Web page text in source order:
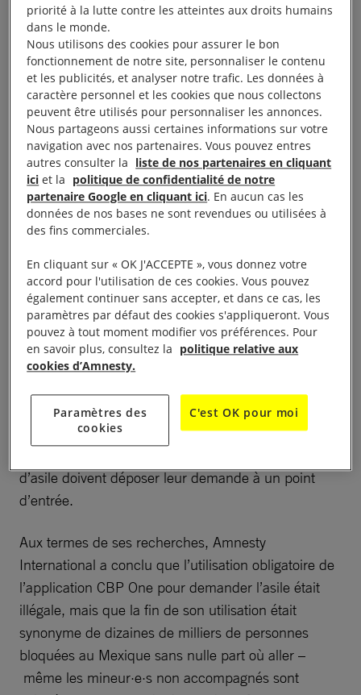
fondamentaux des personnes migrantes, qui ont le
droit de solliciter l’asile. Elle expose ses conclusions
dans une nouvelle synthèse publiée le 19 février
2025, qui rend compte du traitement réservé à des
personnes cherchant à se réfugier aux États-Unis et
interrogées entre le 3 et le 9 février.
Ce constat inquiétant découle des décrets exécutifs
pris par le gouvernement de Donald Trump et de la
militarisation accrue de la frontière initiée par le
gouvernement mexicain.
Cette synthèse, intitulée Lives in Limbo : Devastating
Impacts of Trump’s Migration and Asylum Policies
dévoile le démantèlement complet du droit de
demander l’asile opéré par le gouvernement
américain à la frontière entre les États-Unis et le
n’ayant quasiment plus aucun moyen de passer par
la procédure légale. Selon la législation américaine
d’asile doivent déposer leur demande à un point
d’entrée.
Aux termes de ses recherches, Amnesty
International a conclu que l’utilisation obligatoire de
l’application CBP One pour demander l’asile était
illégale, mais que la fin de son utilisation était
synonyme de dizaines de milliers de personnes
bloquées au Mexique sans nulle part où aller –
même les mineur·e·s non accompagnés sont
priorité à la lutte contre les atteintes aux droits humains
dans le monde.
Nous utilisons des cookies pour assurer le bon
fonctionnement de notre site, personnaliser le contenu
et les publicités, et analyser notre trafic. Les données à
caractère personnel et les cookies que nous collectons
peuvent être utilisés pour personnaliser les annonces.
Nous partageons aussi certaines informations sur votre
navigation avec nos partenaires. Vous pouvez entres
autres consulter la liste de nos partenaires en cliquant
ici et la politique de confidentialité de notre
partenaire Google en cliquant ici. En aucun cas les
données de nos bases ne sont revendues ou utilisées à
des fins commerciales.
En cliquant sur « OK J'ACCEPTE », vous donnez votre
accord pour l'utilisation de ces cookies. Vous pouvez
également continuer sans accepter, et dans ce cas, les
paramètres par défaut des cookies s'appliqueront. Vous
pouvez à tout moment modifier vos préférences. Pour
en savoir plus, consultez la politique relative aux
cookies d’Amnesty.
Paramètres des
cookies
C'est OK pour moi